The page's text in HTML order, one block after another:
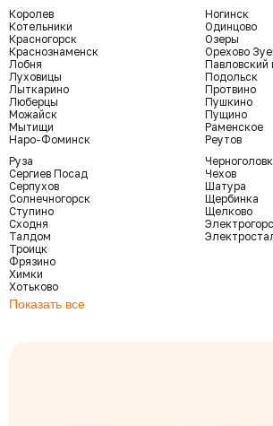
Королев
Котельники
Красногорск
Краснознаменск
Лобня
Луховицы
Лыткарино
Люберцы
Можайск
Мытищи
Наро-Фоминск
Ногинск
Одинцово
Озеры
Орехово
Павловский
Подольск
Протвино
Пушкино
Пущино
Раменское
Реутов
Руза
Сергиев Посад
Серпухов
Солнечногорск
Ступино
Сходня
Талдом
Троицк
Фрязино
Химки
Хотьково
Чехов
Шатура
Щербинка
Щелково
Показать все